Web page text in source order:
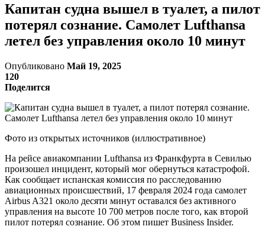
Капитан судна вышел в туалет, а пилот
потерял сознание. Самолет Lufthansa
летел без управления около 10 минут
Опубликовано Май 19, 2025
120
Поделится
Фото из открытых источников (иллюстративное)
На рейсе авиакомпании Lufthansa из Франкфурта в Севилью
произошел инцидент, который мог обернуться катастрофой.
Как сообщает испанская комиссия по расследованию
авиационных происшествий, 17 февраля 2024 года самолет
Airbus A321 около десяти минут оставался без активного
управления на высоте 10 700 метров после того, как второй
пилот потерял сознание. Об этом пишет Busi­ness In­sider.